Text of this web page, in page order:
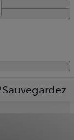
Sauvegardez